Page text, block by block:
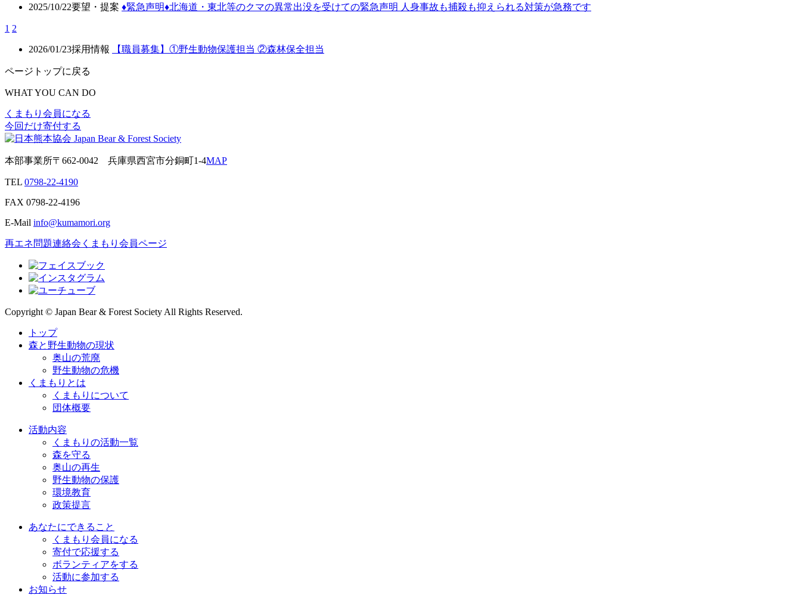
2025/10/22要望・提案 ♦️緊急声明♦️北海道・東北等のクマの異常出没を受けての緊急声明 人身事故も捕殺も抑えられる対策が急務です
1 2
2026/01/23採用情報 【職員募集】①野生動物保護担当 ②森林保全担当
ページトップに戻る
WHAT YOU CAN DO
くまもり会員になる
今回だけ寄付する
本部事業所〒662-0042 兵庫県西宮市分銅町1-4MAP
TEL 0798-22-4190
FAX 0798-22-4196
E-Mail info@kumamori.org
再エネ問題連絡会 くまもり会員ページ
Copyright © Japan Bear & Forest Society All Rights Reserved.
トップ
森と野生動物の現状
奥山の荒廃
野生動物の危機
くまもりとは
くまもりについて
団体概要
活動内容
くまもりの活動一覧
森を守る
奥山の再生
野生動物の保護
環境教育
政策提言
あなたにできること
くまもり会員になる
寄付で応援する
ボランティアをする
活動に参加する
お知らせ